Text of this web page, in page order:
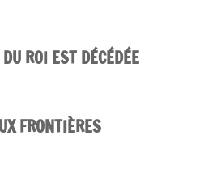
ROI EST DÉCÉDÉE
FRONTIÈRES